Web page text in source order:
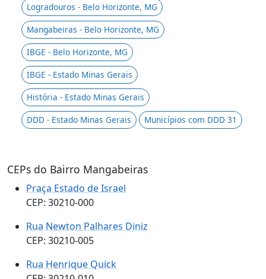
Logradouros - Belo Horizonte, MG
Mangabeiras - Belo Horizonte, MG
IBGE - Belo Horizonte, MG
IBGE - Estado Minas Gerais
História - Estado Minas Gerais
DDD - Estado Minas Gerais
Municípios com DDD 31
CEPs do Bairro Mangabeiras
Praça Estado de Israel
CEP: 30210-000
Rua Newton Palhares Diniz
CEP: 30210-005
Rua Henrique Quick